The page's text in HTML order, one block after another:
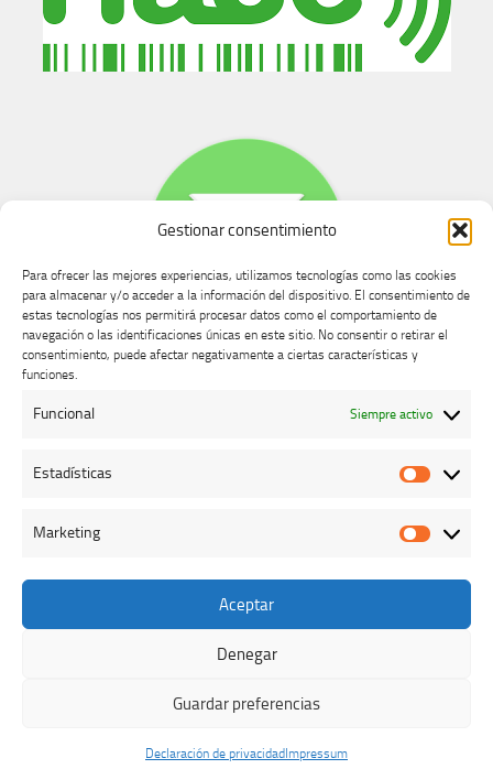
Gestionar consentimiento
Para ofrecer las mejores experiencias, utilizamos tecnologías como las cookies
para almacenar y/o acceder a la información del dispositivo. El consentimiento de
estas tecnologías nos permitirá procesar datos como el comportamiento de
navegación o las identificaciones únicas en este sitio. No consentir o retirar el
consentimiento, puede afectar negativamente a ciertas características y
funciones.
Funcional Siempre activo
Estadísticas
Marketing
Aceptar
Denegar
Guardar preferencias
Declaración de privacidad Impressum
Buzón de dudas, quejas y sugerencias
Colegio Oficial de Veterinarios de Cáceres © 2026. Todos los
- Diseñado con el